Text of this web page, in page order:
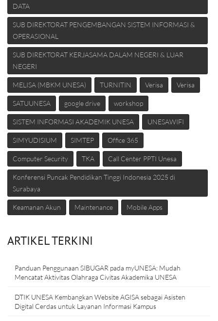
DATA
SUB DIREKTORAT PENGEMBANGAN SISTEM INFORMASI &
OPERASIONAL
SUB DIREKTORAT KERJASAMA DALAM NEGERI & LUAR
NEGERI
MELISA (MBKM UNESA) TURNITIN Verisa Verisa
SATUUNESA google drive workshop
SISTEM INFORMASI AKADEMIK UNESA UNESAWIFI
SIMYUDISIUM SIMTEP Office 365
Computer Security TKA Call Center PPTI Unesa
Konferensi Puncak Pendidikan Tinggi Indonesia 2025 di
Surabaya
Keamanan Akun Maintenance Mobile Apps
ARTIKEL TERKINI
Panduan Penggunaan SIBUGAR pada myUNESA: Mudah
Mencatat Aktivitas Olahraga Civitas Akademika UNESA
DTIK UNESA Kembangkan Website AGISA sebagai Asisten
Digital Cerdas untuk Layanan Informasi Kampus